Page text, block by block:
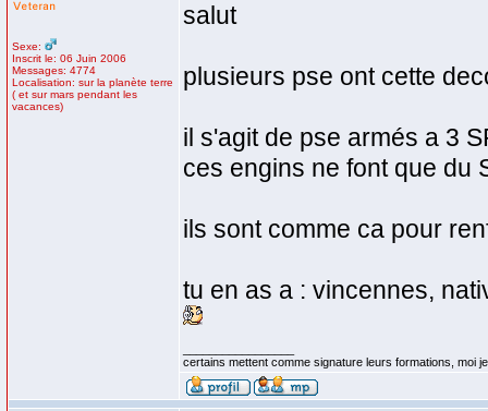
Sexe:
Inscrit le: 06 Juin 2006
Messages: 4774
Localisation: sur la planète terre
( et sur mars pendant les
vacances)
salut
plusieurs pse ont cette
il s'agit de pse armés a 3
ces engins ne font que du
ils sont comme ca pour
tu en as a : vincennes,
certains mettent comme signature leurs formations, moi